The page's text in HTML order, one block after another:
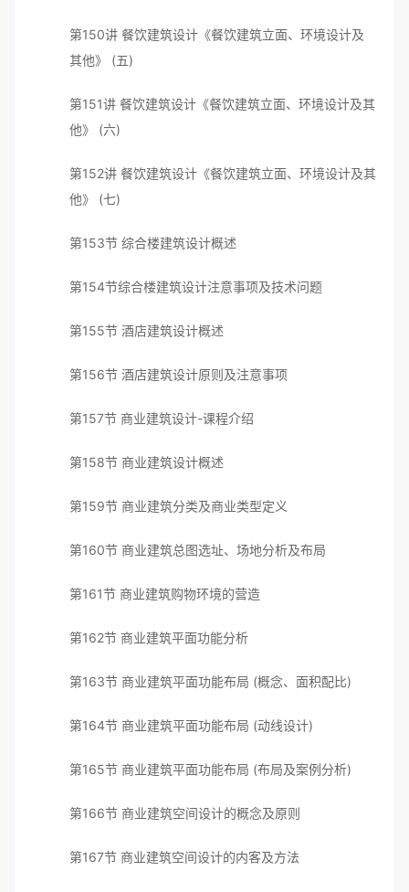
第150讲 餐饮建筑设计《餐饮建筑立面、环境设计及
其他》 (五)
第151讲 餐饮建筑设计《餐饮建筑立面、环境设计及其
他》 (六)
第152讲 餐饮建筑设计《餐饮建筑立面、环境设计及其
他》 (七)
第153节 综合楼建筑设计概述
第154节综合楼建筑设计注意事项及技术问题
第155节 酒店建筑设计概述
第156节 酒店建筑设计原则及注意事项
第157节 商业建筑设计-课程介绍
第158节 商业建筑设计概述
第159节 商业建筑分类及商业类型定义
第160节 商业建筑总图选址、场地分析及布局
第161节 商业建筑购物环境的营造
第162节 商业建筑平面功能分析
第163节 商业建筑平面功能布局 (概念、面积配比)
第164节 商业建筑平面功能布局 (动线设计)
第165节 商业建筑平面功能布局 (布局及案例分析)
第166节 商业建筑空间设计的概念及原则
第167节 商业建筑空间设计的内客及方法